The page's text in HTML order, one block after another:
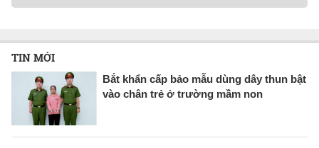
TIN MỚI
Bắt khẩn cấp bảo mẫu dùng dây thun bật
vào chân trẻ ở trường mầm non